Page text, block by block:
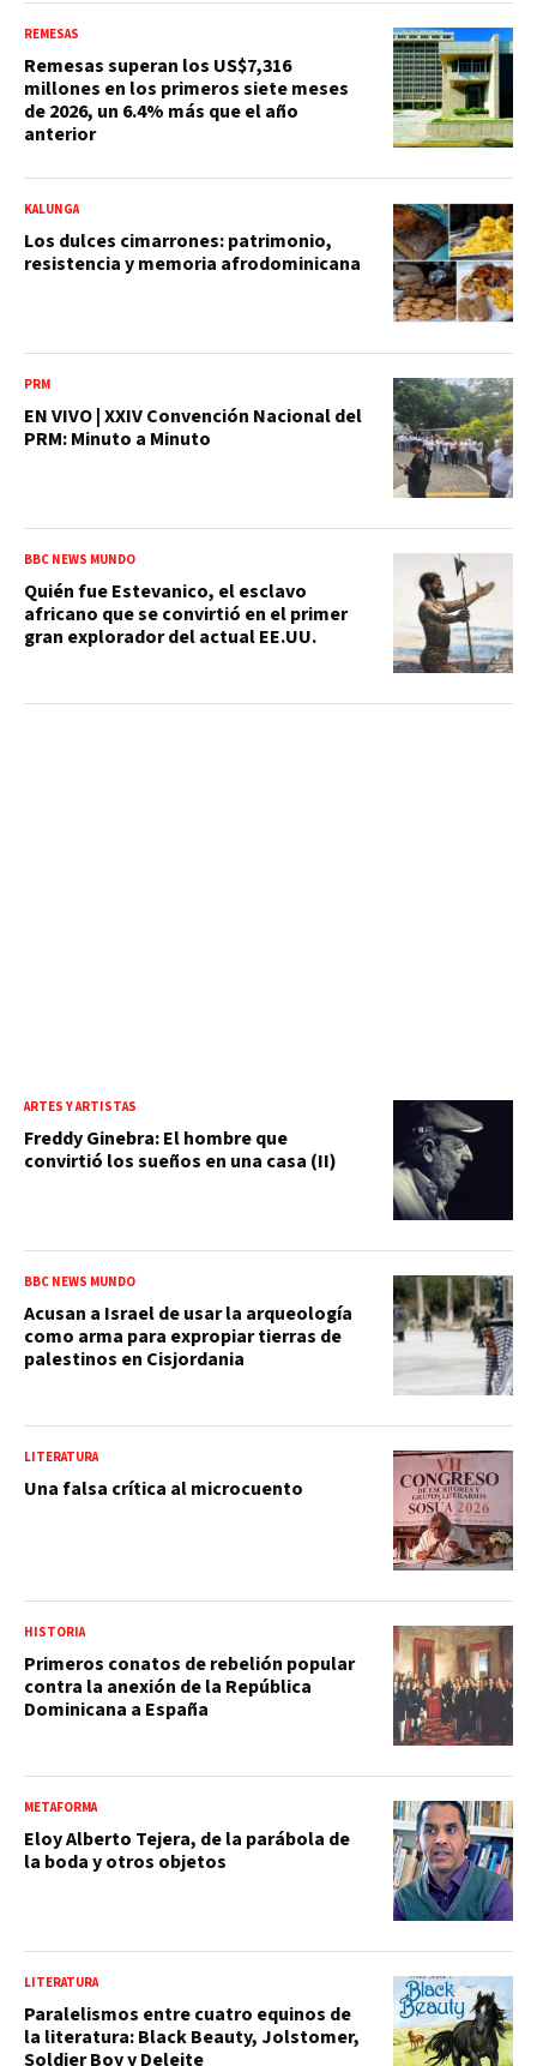
REMESAS
Remesas superan los US$7,316
millones en los primeros siete meses
de 2026, un 6.4% más que el año
anterior
KALUNGA
Los dulces cimarrones: patrimonio,
resistencia y memoria afrodominicana
PRM
EN VIVO | XXIV Convención Nacional del
PRM: Minuto a Minuto
BBC NEWS MUNDO
Quién fue Estevanico, el esclavo
africano que se convirtió en el primer
gran explorador del actual EE.UU.
ARTES Y ARTISTAS
Freddy Ginebra: El hombre que
convirtió los sueños en una casa (II)
BBC NEWS MUNDO
Acusan a Israel de usar la arqueología
como arma para expropiar tierras de
palestinos en Cisjordania
LITERATURA
Una falsa crítica al microcuento
HISTORIA
Primeros conatos de rebelión popular
contra la anexión de la República
Dominicana a España
METAFORMA
Eloy Alberto Tejera, de la parábola de
la boda y otros objetos
LITERATURA
Paralelismos entre cuatro equinos de
la literatura: Black Beauty, Jolstomer,
Soldier Boy y Deleite